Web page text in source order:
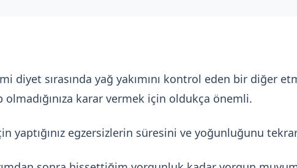
diyet sırasında yağ yakımını kontrol eden bir diğer
karar vermek için oldukça önemli.
yaptığınız egzersizlerin süresini ve yoğunluğunu